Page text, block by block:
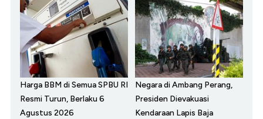
Harga BBM di Semua SPBU RI
Resmi Turun, Berlaku 6
Agustus 2026
Negara di Ambang Perang,
Presiden Dievakuasi
Kendaraan Lapis Baja